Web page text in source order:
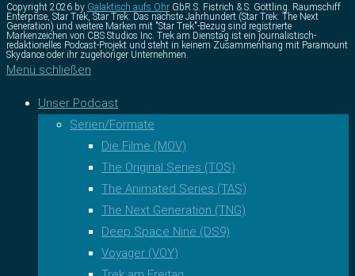
Copyright 2026 by Galaktisch aufs Ohr GbR S. Fistrich & S. Göttling. Raumschiff
Enterprise, Star Trek, Star Trek: Das nächste Jahrhundert (Star Trek: The Next
Generation) und weitere Marken mit "Star Trek"-Bezug sind registrierte
Markenzeichen von CBS Studios Inc. Trek am Dienstag ist ein journalistisch-
redaktionelles Podcast-Projekt und steht in keinem Zusammenhang mit Paramount
Skydance oder ihr zugehöriger Unternehmen.
Menü schließen
Unser Podcast
Serien/Formate
Die Filme (MOV)
The Original Series (TOS)
The Animated Series (TAS)
The Next Generation (TNG)
Deep Space Nine (DS9)
Voyager (VOY)